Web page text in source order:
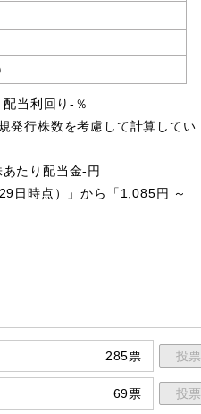
当利回り-％
発行株数を考慮して計算してい
たり配当金-円
日時点）」から「1,085円 ～
285票 投票
69票 投票